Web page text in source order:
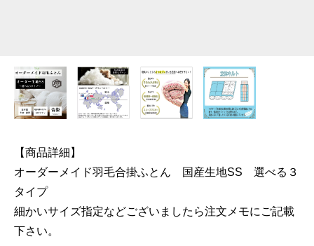
【商品詳細】
オーダーメイド羽毛合掛ふとん 国産生地SS 選べる３
タイプ
細かいサイズ指定などございましたら注文メモにご記載
下さい。